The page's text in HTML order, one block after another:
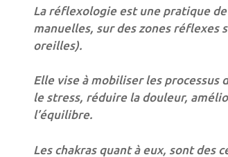
La réflexologie est une pratique
manuelles, sur des zones
oreilles).
Elle vise à mobiliser les processus
le stress, réduire la douleur,
l’équilibre.
Les chakras quant à eux, sont